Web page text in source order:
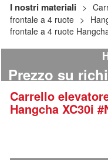
I nostri materiali
frontale a 4 ruote
frontale a 4 ruote
Prezzo su
Carrello
Hangcha XC30i